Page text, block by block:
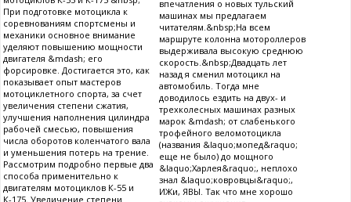
При подготовке мотоцикла к
соревнованиям спортсмены и
механики основное внимание
уделяют повышению мощности
двигателя &mdash; его
форсировке. Достигается это, как
показывает опыт мастеров
мотоциклетного спорта, за счет
увеличения степени сжатия,
улучшения наполнения цилиндра
рабочей смесью, повышения
числа оборотов коленчатого вала
и уменьшения потерь на трение.
Рассмотрим подробно первые два
способа применительно к
двигателям мотоциклов К-55 и
К-175. Увеличение степени
впечатления о новых тульский
машинах мы предлагаем
читателям.&nbsp;На всем
маршруте колонна мотороллеров
выдерживала высокую среднюю
скорость.&nbsp;Двадцать лет
назад я сменил мотоцикл на
автомобиль. Тогда мне
доводилось ездить на двух- и
трехколесных машинах разных
марок &mdash; от слабенького
трофейного веломотоцикла
(названия &laquo;мопед&raquo;
еще не было) до мощного
&laquo;Харлея&raquo;, неплохо
знал &laquo;ковровцы&raquo;,
ИЖи, ЯВЫ. Так что мне хорошо